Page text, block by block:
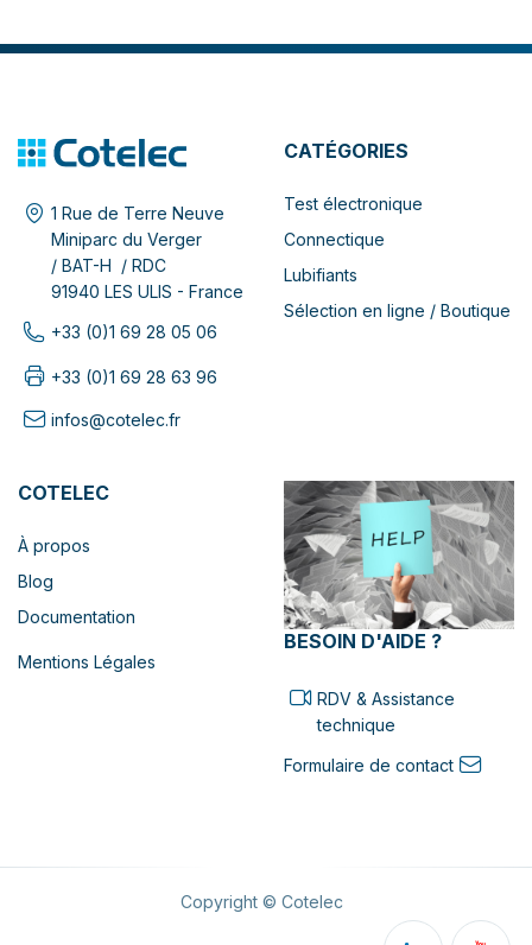
1 Rue de Terre Neuve
Miniparc du Verger
/ BAT-H / RDC
91940 LES ULIS - France
+33 (0)1 69 28 05 06
+33 (0)1 69 28 63 96
infos@cotelec.fr
CATÉGORIES
Test électronique
Connectique
Lubifiants
Sélection en ligne / Boutique
COTELEC
À propos
Blog
Documentation
Mentions Légales
BESOIN D'AIDE ?
RDV & Assistance
technique
Formulaire de contact
Copyright © Cotelec